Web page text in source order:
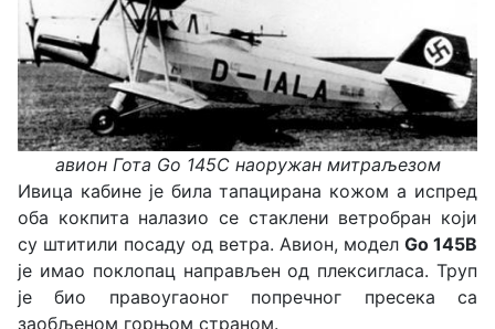
авион Гота Go 145C наоружан митраљезом
Ивица кабине је била тапацирана кожом а испред
оба кокпита налазио се стаклени ветробран који
су штитили посаду од ветра. Авион, модел Go 145B
је имао поклопац направљен од плексигласа. Труп
је био правоугаоног попречног пресека са
заобљеном горњом страном.